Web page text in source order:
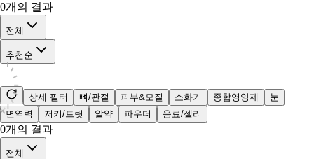
0개의 결과
전체
추천순
상세 필터 뼈/관절 피부&모질 소화기 종합영양제
눈
면역력
저키/트릿 알약 파우더 음료/젤리
0개의 결과
전체